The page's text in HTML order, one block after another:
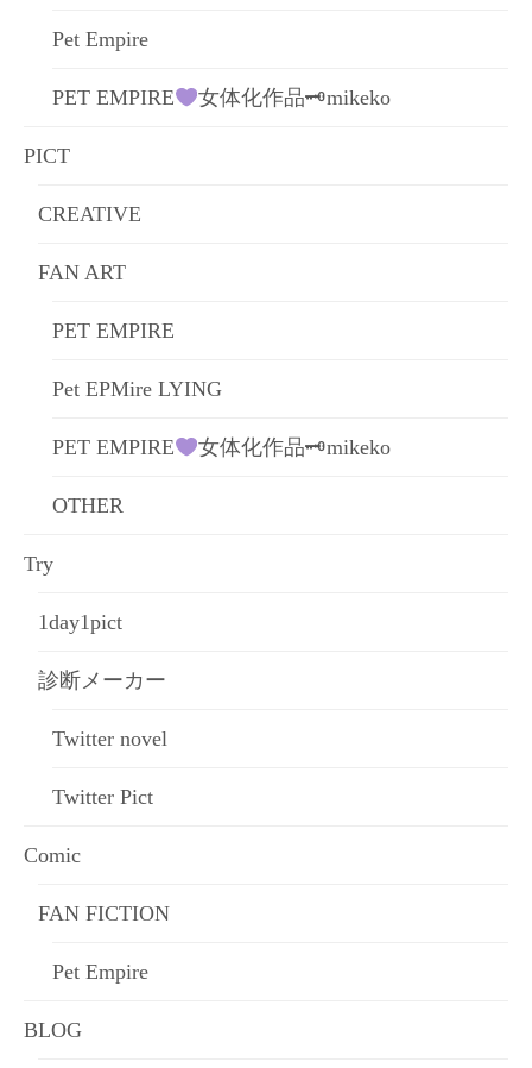
Pet Empire
PET EMPIRE 女体化作品🗝mikeko
PICT
CREATIVE
FAN ART
PET EMPIRE
Pet EPMire LYING
PET EMPIRE 女体化作品🗝mikeko
OTHER
Try
1day1pict
診断メーカー
Twitter novel
Twitter Pict
Comic
FAN FICTION
Pet Empire
BLOG